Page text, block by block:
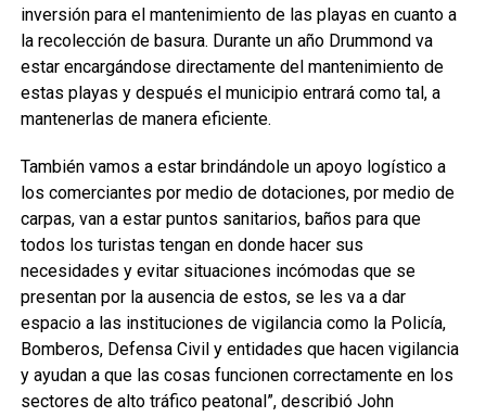
inversión para el mantenimiento de las playas en cuanto a
la recolección de basura. Durante un año Drummond va
estar encargándose directamente del mantenimiento de
estas playas y después el municipio entrará como tal, a
mantenerlas de manera eficiente.
También vamos a estar brindándole un apoyo logístico a
los comerciantes por medio de dotaciones, por medio de
carpas, van a estar puntos sanitarios, baños para que
todos los turistas tengan en donde hacer sus
necesidades y evitar situaciones incómodas que se
presentan por la ausencia de estos, se les va a dar
espacio a las instituciones de vigilancia como la Policía,
Bomberos, Defensa Civil y entidades que hacen vigilancia
y ayudan a que las cosas funcionen correctamente en los
sectores de alto tráfico peatonal”, describió John